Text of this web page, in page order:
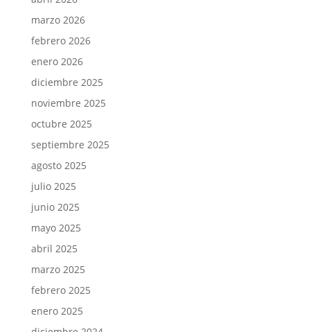
marzo 2026
febrero 2026
enero 2026
diciembre 2025
noviembre 2025
octubre 2025
septiembre 2025
agosto 2025
julio 2025
junio 2025
mayo 2025
abril 2025
marzo 2025
febrero 2025
enero 2025